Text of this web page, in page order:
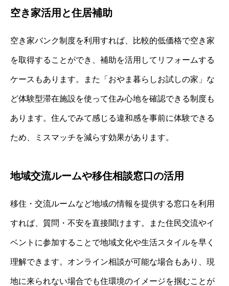
空き家活用と住居補助
空き家バンク制度を利用すれば、比較的低価格で空き家
を取得することができ、補助を活用してリフォームする
ケースもあります。また「おやま暮らしお試しの家」な
ど体験型滞在施設を使って住み心地を確認できる制度も
あります。住んでみて感じる違和感を事前に体験できる
ため、ミスマッチを減らす効果があります。
地域交流ルームや移住相談窓口の活用
移住・交流ルームなど地域の情報を提供する窓口を利用
すれば、質問・不安を直接聞けます。また住民交流やイ
ベントに参加することで地域文化や生活スタイルを早く
理解できます。オンライン相談が可能な場合もあり、現
地に来られない場合でも住環境のイメージを掴むことが